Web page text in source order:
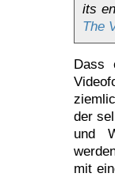
its
The
Dass
der
und
mit